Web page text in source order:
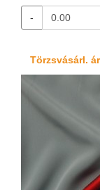
-
Törzsvásárl.